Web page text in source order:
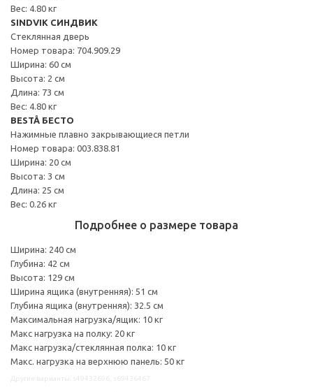
Вес: 4.80 кг
SINDVIK СИНДВИК
Стеклянная дверь
Номер товара: 704.909.29
Ширина: 60 см
Высота: 2 см
Длина: 73 см
Вес: 4.80 кг
BESTÅ БЕСТО
Нажимные плавно закрывающиеся петли
Номер товара: 003.838.81
Ширина: 20 см
Высота: 3 см
Длина: 25 см
Вес: 0.26 кг
Подробнее о размере товара
Ширина: 240 см
Глубина: 42 см
Высота: 129 см
Ширина ящика (внутренняя): 51 см
Глубина ящика (внутренняя): 32.5 см
Максимальная нагрузка/ящик: 10 кг
Макс нагрузка на полку: 20 кг
Макс нагрузка/стеклянная полка: 10 кг
Макс. нагрузка на верхнюю панель: 50 кг